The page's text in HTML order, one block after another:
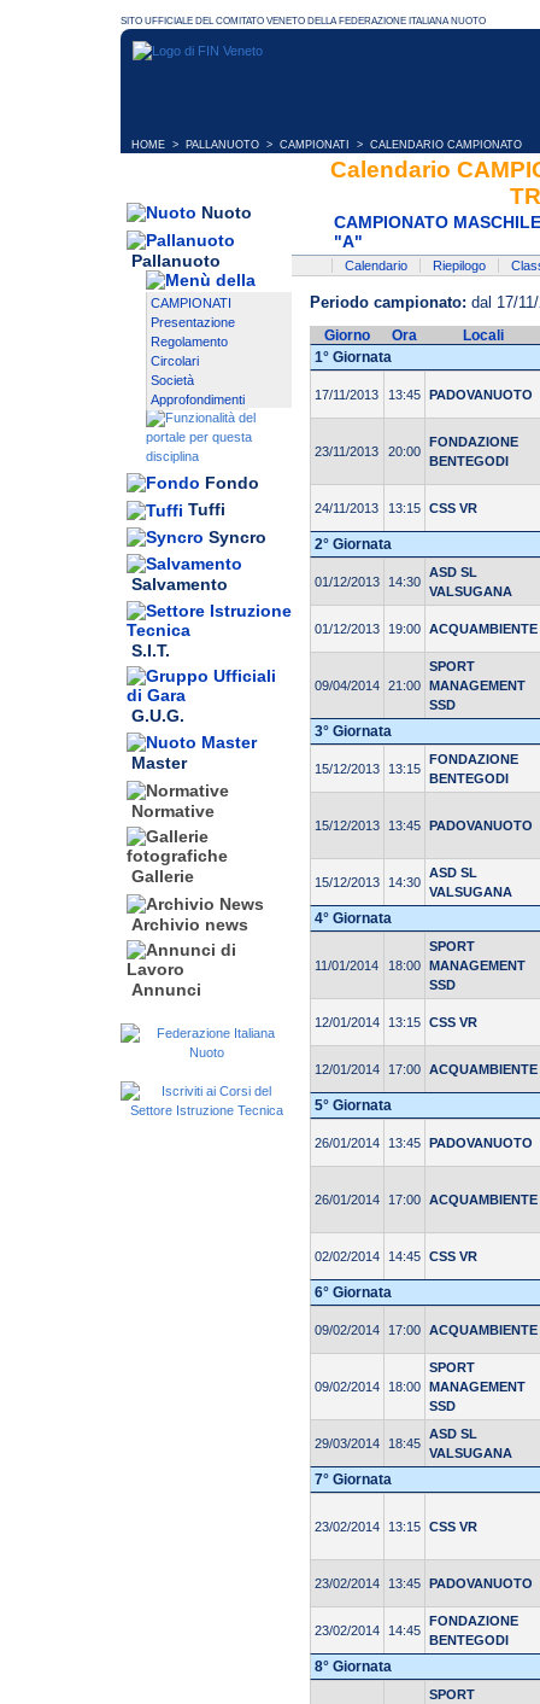
HOME > PALLANUOTO > CAMPIONATI > CALENDARIO CAMPIONATO
Nuoto
Pallanuoto
CAMPIONATI
Presentazione
Regolamento
Circolari
Società
Approfondimenti
Fondo
Tuffi
Syncro
Salvamento
S.I.T.
G.U.G.
Master
Normative
Gallerie
Archivio news
Annunci
Calendario
CAMPIONATO
"A"
Calendario Riepilogo
Periodo campionato: dal 17/
Giorno Ora
Locali
1° Giornata
17/11/2013 13:45 PADOVANUOTO
23/11/2013 20:00
FONDAZIONE
BENTEGODI
24/11/2013 13:15 CSS VR
2° Giornata
01/12/2013 14:30
ASD SL
VALSUGANA
01/12/2013 19:00 ACQUAMBIENTE
09/04/2014 21:00
SPORT
MANAGEMENT
SSD
3° Giornata
15/12/2013 13:15
FONDAZIONE
BENTEGODI
15/12/2013 13:45 PADOVANUOTO
15/12/2013 14:30
ASD SL
VALSUGANA
4° Giornata
11/01/2014 18:00
SPORT
MANAGEMENT
SSD
12/01/2014 13:15 CSS VR
12/01/2014 17:00 ACQUAMBIENTE
5° Giornata
26/01/2014 13:45 PADOVANUOTO
26/01/2014 17:00 ACQUAMBIENTE
02/02/2014 14:45 CSS VR
6° Giornata
09/02/2014 17:00 ACQUAMBIENTE
09/02/2014 18:00
SPORT
MANAGEMENT
SSD
29/03/2014 18:45
ASD SL
VALSUGANA
7° Giornata
23/02/2014 13:15 CSS VR
23/02/2014 13:45 PADOVANUOTO
23/02/2014 14:45
FONDAZIONE
BENTEGODI
8° Giornata
SPORT